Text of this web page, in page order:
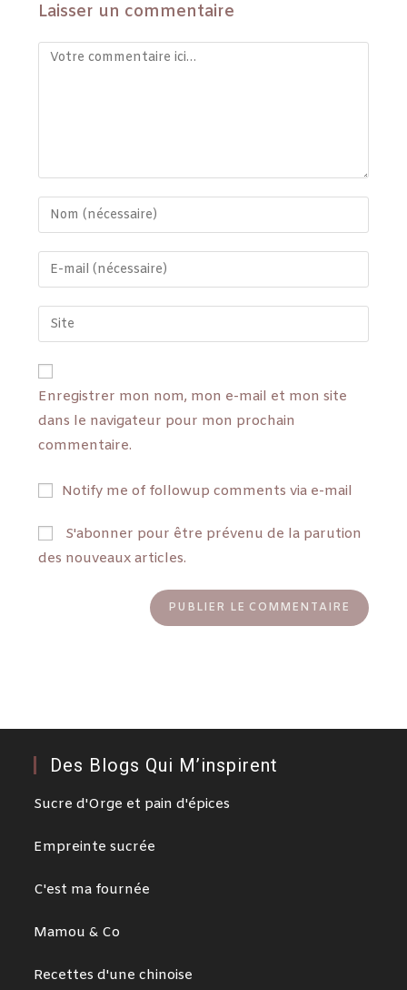
Laisser un commentaire
Enregistrer mon nom, mon e-mail et mon site
dans le navigateur pour mon prochain
commentaire.
Notify me of followup comments via e-mail
S'abonner pour être prévenu de la parution
des nouveaux articles.
Des Blogs Qui M’inspirent
Sucre d'Orge et pain d'épices
Empreinte sucrée
C'est ma fournée
Mamou & Co
Recettes d'une chinoise